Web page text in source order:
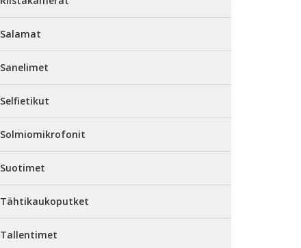
Salamat
Sanelimet
Selfietikut
Solmiomikrofonit
Suotimet
Tähtikaukoputket
Tallentimet